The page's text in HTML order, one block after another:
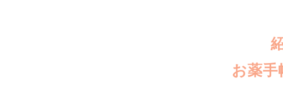
お薬手